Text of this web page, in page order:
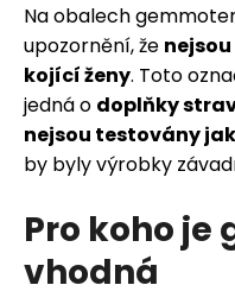
Na obalech
upozornění, že
kojící ženy. Toto
jedná o doplňky
nejsou testovány
by byly výrobky
Pro koho
vhodná